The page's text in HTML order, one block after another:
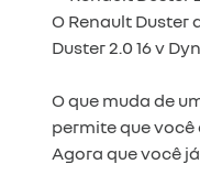
O Renault Duster
Duster 2.0 16 v
O que muda de
permite que
Agora que você